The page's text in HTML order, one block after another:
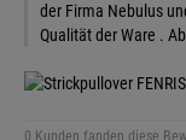
der Firma Nebulus
Qualität der Ware .
0 Kunden fanden diese